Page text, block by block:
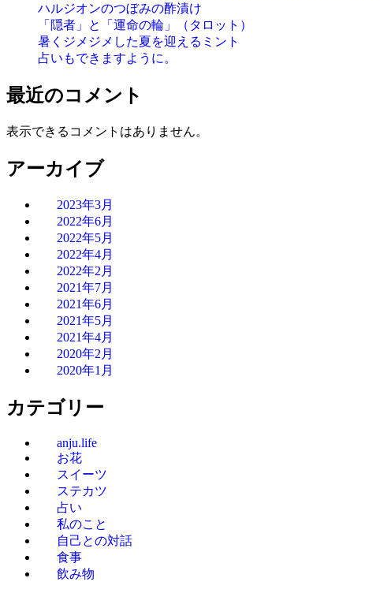
ハルジオンのつぼみの酢漬け
「隠者」と「運命の輪」（タロット）
暑くジメジメした夏を迎えるミント
占いもできますように。
最近のコメント
表示できるコメントはありません。
アーカイブ
2023年3月
2022年6月
2022年5月
2022年4月
2022年2月
2021年7月
2021年6月
2021年5月
2021年4月
2020年2月
2020年1月
カテゴリー
anju.life
お花
スイーツ
ステカツ
占い
私のこと
自己との対話
食事
飲み物